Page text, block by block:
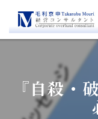
『自殺・